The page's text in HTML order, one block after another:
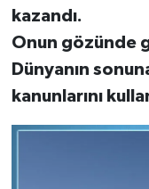
kazandı.
Onun gözünde
Dünyanın
kanunlarını